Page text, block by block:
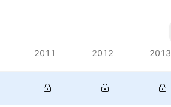
2011 2012 2013